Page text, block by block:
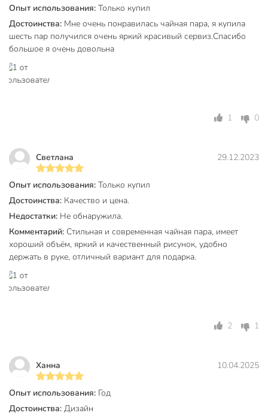
Стиль
Назначение
сервировка стола
в подарочной
для кофе
Для кого
мама
подруга
сестра
Дизайн
Алый мак
Габариты упаковки
Опыт использования: Только купил
Достоинства: Мне очень понравилась чайная пара, я купила
шесть пар получился очень яркий красивый сервиз.Спасибо
большое я очень довольна
1 0
Светлана 29.12.2023
Опыт использования: Только купил
Достоинства: Качество и цена.
Недостатки: Не обнаружила.
Комментарий: Стильная и современная чайная пара, имеет
хороший объём, яркий и качественный рисунок, удобно
держать в руке, отличный вариант для подарка.
2 1
Ханна 10.04.2025
Опыт использования: Год
Достоинства: Дизайн